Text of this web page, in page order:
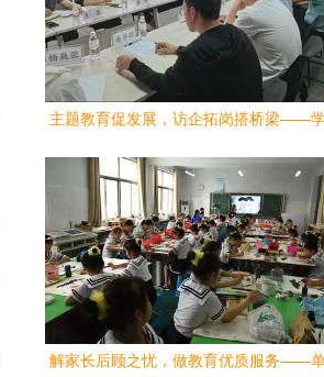
主题教育促发展，访企拓岗搭桥梁——
就业
解家长后顾之忧，做教育优质服务——